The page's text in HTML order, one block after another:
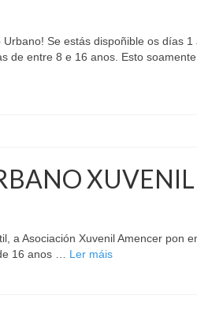
Se estás dispoñible os días
de entre 8 e 16 anos. Esto
a Asociación Xuvenil Amencer pon
16 anos … Ler máis